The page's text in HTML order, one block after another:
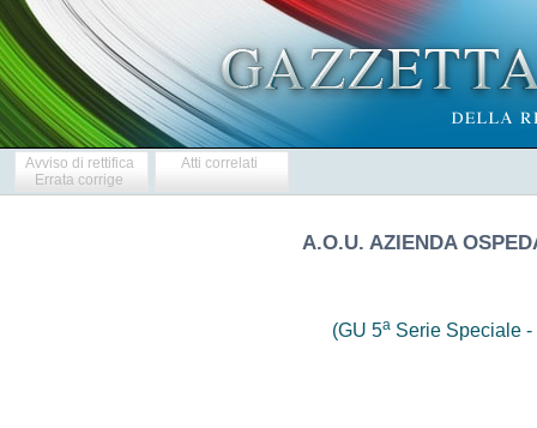
Avviso di rettifica
Errata corrige
Atti correlati
A.O.U. AZIENDA
(GU 5a Serie Speciale